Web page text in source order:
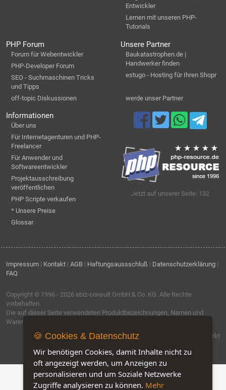
Entwickler
Lernen mit unseren PHP-
Tutorials
PHP Forum
Forum für Webentwickler
PHP-Developer Forum
SEO - Suchmaschinen Tricks
und Tipps
off-topic Diskussionen
Unsere Partner
Baukatastrophen.de |
Handwerker finden
estugo - Hosting für Ihren Shopr
werde unser Partner
Informationen
Über uns
Für Internetagenturen und PHP-
Freelancer
Für Anwender und
Softwareentwickler
Projektausschreibung
veröffentlichen
PHP Scripte verkaufen
* Unsere Preise
Glossar
Jetzt auf unserer Seite: 132
Impressum | Kontakt | AGB | Haftungsaussschluß | Datenschutzerklärung |
FAQ
Copyright © 1996 - 2026 ebiz-consult GmbH & Co. KG . Alle Rechte
vorbehalten.
Die auf dieser Seite verwendeten Produktbezeichnungen, Namen und
Warenzeichen sind Eigentum der jeweiligen Firmen.
Software by IQ-Markt
🍪 Cookies & Datenschutz
Wir benötigen Cookies, damit Inhalte nicht zu
oft angezeigt werden, um Anzeigen zu
personalisieren und um Soziale Netzwerke
Zugriffe analysieren zu können. Mehr